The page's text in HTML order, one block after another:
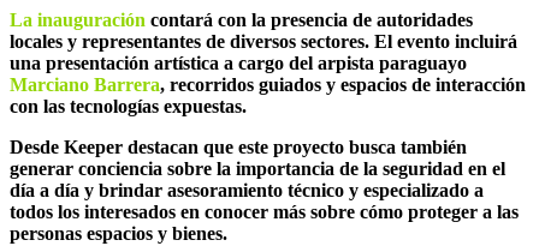
La inauguración contará con la presencia de autoridades
locales y representantes de diversos sectores. El evento incluirá
una presentación artística a cargo del arpista paraguayo
Marciano Barrera, recorridos guiados y espacios de interacción
con las tecnologías expuestas.
Desde Keeper destacan que este proyecto busca también
generar conciencia sobre la importancia de la seguridad en el
día a día y brindar asesoramiento técnico y especializado a
todos los interesados en conocer más sobre cómo proteger a las
personas espacios y bienes.